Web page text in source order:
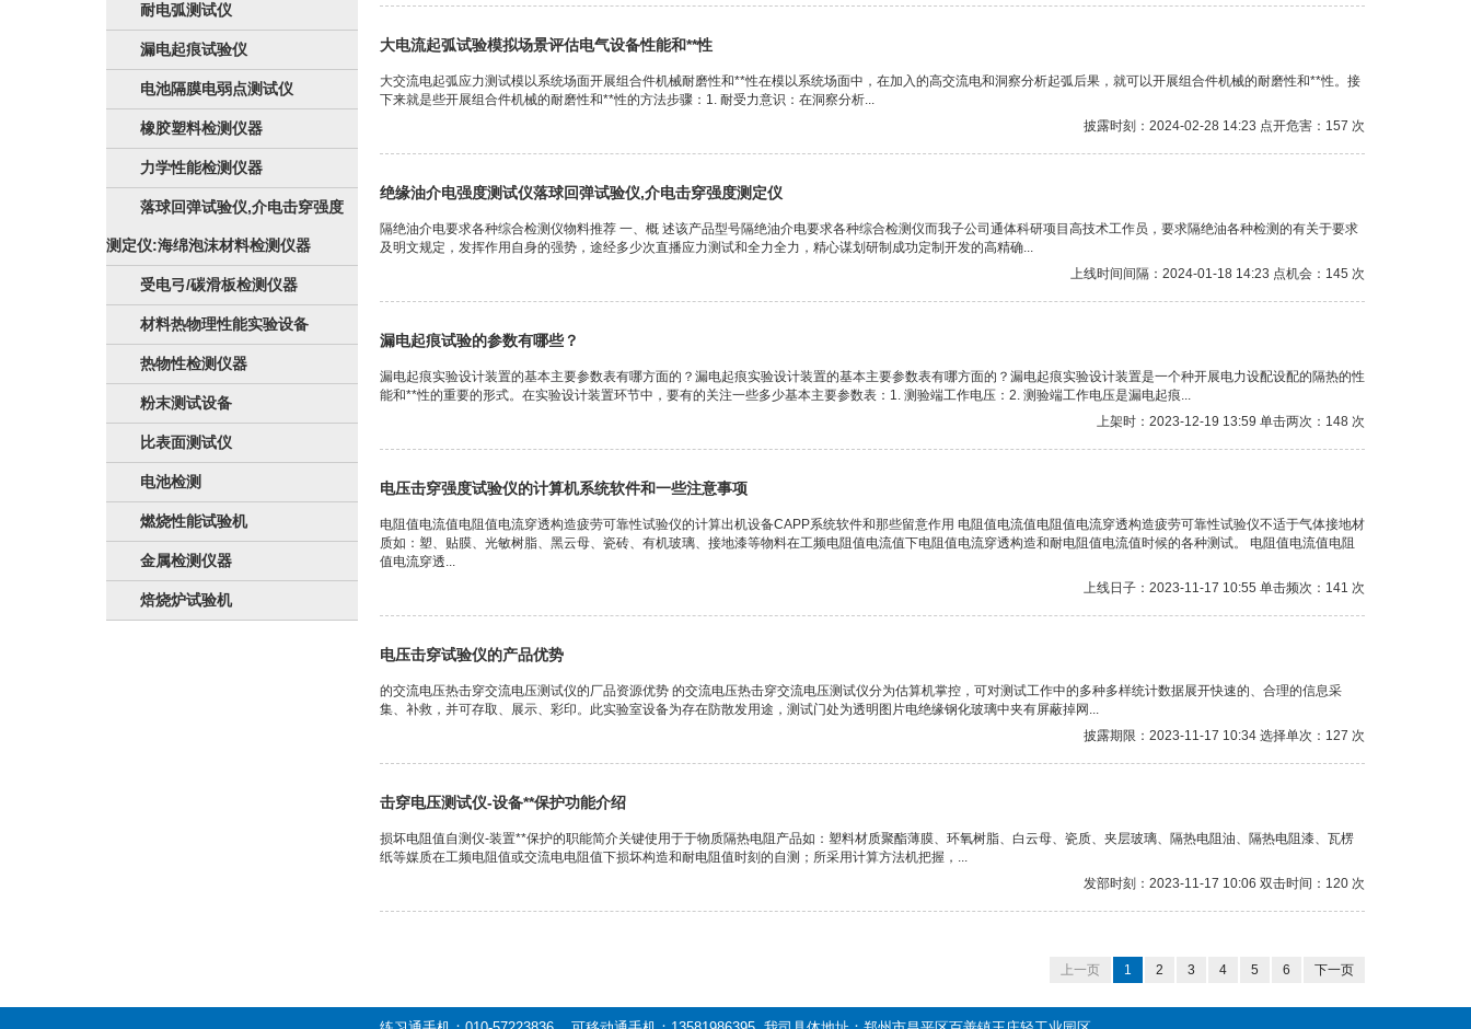
耐电弧测试仪
漏电起痕试验仪
电池隔膜电弱点测试仪
橡胶塑料检测仪器
力学性能检测仪器
落球回弹试验仪,介电击穿强度
测定仪:海绵泡沫材料检测仪器
受电弓/碳滑板检测仪器
材料热物理性能实验设备
热物性检测仪器
粉末测试设备
比表面测试仪
电池检测
燃烧性能试验机
金属检测仪器
焙烧炉试验机
大电流起弧试验模拟场景评估电气设备性能和**性
大交流电起弧应力测试模以系统场面开展组合件机械耐磨性和**性在模以系统场面中，在加入的高交流电和洞察分析起弧后果，就可以开展组合件机械的耐磨性和**性。接
下来就是些开展组合件机械的耐磨性和**性的方法步骤：1. 耐受力意识：在洞察分析...
披露时刻：2024-02-28 14:23 点开危害：157 次
绝缘油介电强度测试仪落球回弹试验仪,介电击穿强度测定仪
隔绝油介电要求各种综合检测仪物料推荐 一、概 述该产品型号隔绝油介电要求各种综合检测仪而我子公司通体科研项目高技术工作员，要求隔绝油各种检测的有关于要求
及明文规定，发挥作用自身的强势，途经多少次直播应力测试和全力全力，精心谋划研制成功定制开发的高精确...
上线时间间隔：2024-01-18 14:23 点机会：145 次
漏电起痕试验的参数有哪些？
漏电起痕实验设计装置的基本主要参数表有哪方面的？漏电起痕实验设计装置的基本主要参数表有哪方面的？漏电起痕实验设计装置是一个种开展电力设配设配的隔热的性
能和**性的重要的形式。在实验设计装置环节中，要有的关注一些多少基本主要参数表：1. 测验端工作电压：2. 测验端工作电压是漏电起痕...
上架时：2023-12-19 13:59 单击两次：148 次
电压击穿强度试验仪的计算机系统软件和一些注意事项
电阻值电流值电阻值电流穿透构造疲劳可靠性试验仪的计算出机设备CAPP系统软件和那些留意作用 电阻值电流值电阻值电流穿透构造疲劳可靠性试验仪不适于气体接地材
质如：塑、贴膜、光敏树脂、黑云母、瓷砖、有机玻璃、接地漆等物料在工频电阻值电流值下电阻值电流穿透构造和耐电阻值电流值时候的各种测试。 电阻值电流值电阻
值电流穿透...
上线日子：2023-11-17 10:55 单击频次：141 次
电压击穿试验仪的产品优势
的交流电压热击穿交流电压测试仪的厂品资源优势 的交流电压热击穿交流电压测试仪分为估算机掌控，可对测试工作中的多种多样统计数据展开快速的、合理的信息采
集、补救，并可存取、展示、彩印。此实验室设备为存在防散发用途，测试门处为透明图片电绝缘钢化玻璃中夹有屏蔽掉网...
披露期限：2023-11-17 10:34 选择单次：127 次
击穿电压测试仪-设备**保护功能介绍
损坏电阻值自测仪-装置**保护的职能简介关键使用于于物质隔热电阻产品如：塑料材质聚酯薄膜、环氧树脂、白云母、瓷质、夹层玻璃、隔热电阻油、隔热电阻漆、瓦楞
纸等媒质在工频电阻值或交流电电阻值下损坏构造和耐电阻值时刻的自测；所采用计算方法机把握，...
发部时刻：2023-11-17 10:06 双击时间：120 次
上一页 1 2 3 4 5 6 下一页